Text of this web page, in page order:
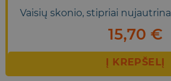
Vaisių skonio, stipriai nujautrina
15,70 €
Į KREPŠELĮ